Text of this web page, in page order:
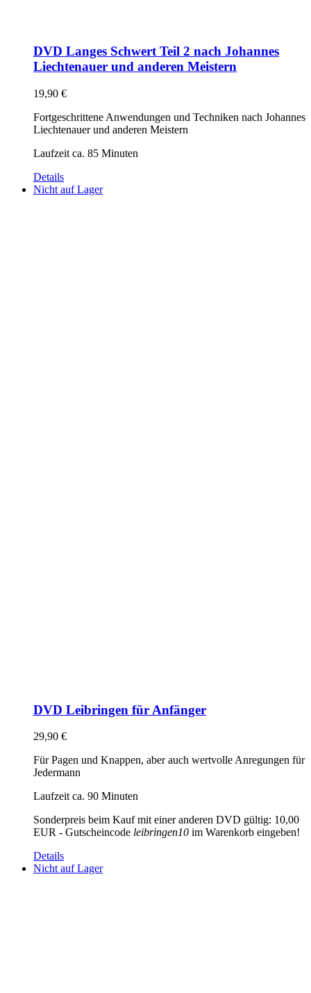
DVD Langes Schwert Teil 2 nach Johannes
Liechtenauer und anderen Meistern
19,90 €
Fortgeschrittene Anwendungen und Techniken nach Johannes
Liechtenauer und anderen Meistern
Laufzeit ca. 85 Minuten
Details
Nicht auf Lager
DVD Leibringen für Anfänger
29,90 €
Für Pagen und Knappen, aber auch wertvolle Anregungen für
Jedermann
Laufzeit ca. 90 Minuten
Sonderpreis beim Kauf mit einer anderen DVD gültig: 10,00
EUR - Gutscheincode leibringen10 im Warenkorb eingeben!
Details
Nicht auf Lager